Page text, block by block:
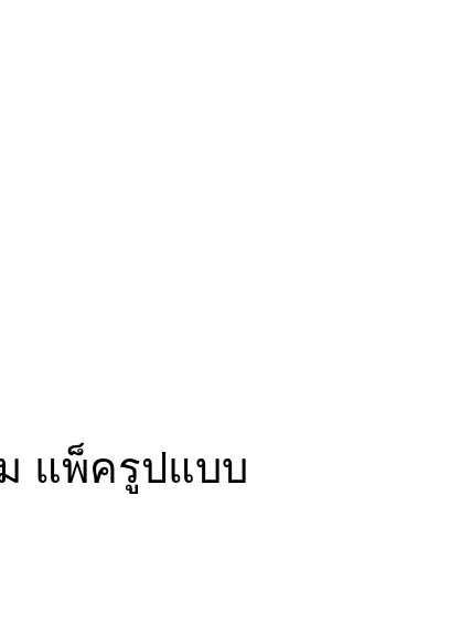
แพ็ครูปแบบ